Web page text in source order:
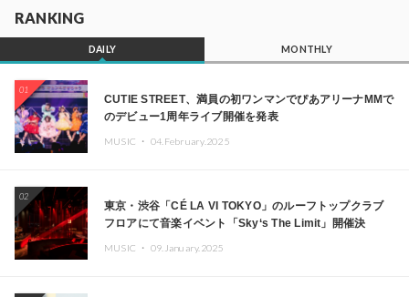
RANKING
DAILY MONTHLY
01
CUTIE STREET、満員の初ワンマンでぴあアリーナMMで
のデビュー1周年ライブ開催を発表
MUSIC ・ 04.February.2025
02
東京・渋谷「CÉ LA VI TOKYO」のルーフトップクラブ
フロアにて音楽イベント「Sky‘s The Limit」開催決
MUSIC ・ 09.January.2025